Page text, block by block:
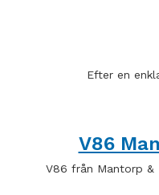
Efter en
V86
V86 från Mantorp &